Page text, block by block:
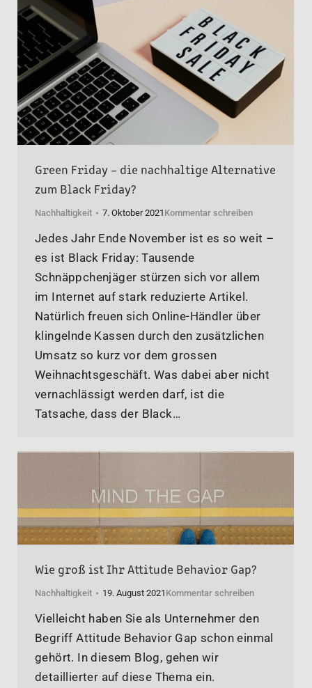
Green Friday – die nachhaltige Alternative
zum Black Friday?
Nachhaltigkeit 7. Oktober 2021 Kommentar schreiben
Jedes Jahr Ende November ist es so weit –
es ist Black Friday: Tausende
Schnäppchenjäger stürzen sich vor allem
im Internet auf stark reduzierte Artikel.
Natürlich freuen sich Online-Händler über
klingelnde Kassen durch den zusätzlichen
Umsatz so kurz vor dem grossen
Weihnachtsgeschäft. Was dabei aber nicht
vernachlässigt werden darf, ist die
Tatsache, dass der Black…
Wie groß ist Ihr Attitude Behavior Gap?
Nachhaltigkeit 19. August 2021 Kommentar schreiben
Vielleicht haben Sie als Unternehmer den
Begriff Attitude Behavior Gap schon einmal
gehört. In diesem Blog, gehen wir
detaillierter auf diese Thema ein.